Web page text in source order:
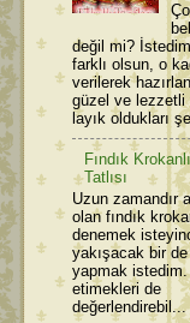
değil mi?
farklı olsun, o
verilerek
güzel ve lezzetli
layık oldukları
Fındık
Tatlısı
Uzun zamandır
olan fındık
denemek
yakışacak bir de
yapmak
etimekleri de
değerlendirebil...